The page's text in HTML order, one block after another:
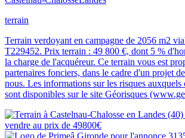
terrain
Terrain verdoyant en campagne de 2056 m2
T229452. Prix terrain : 49 800 €, dont 5 %
la charge de l'acquéreur. Ce terrain vous est
partenaires fonciers, dans le cadre d'un projet
nous. Les informations sur les risques auxquels
sont disponibles sur le site Géorisques